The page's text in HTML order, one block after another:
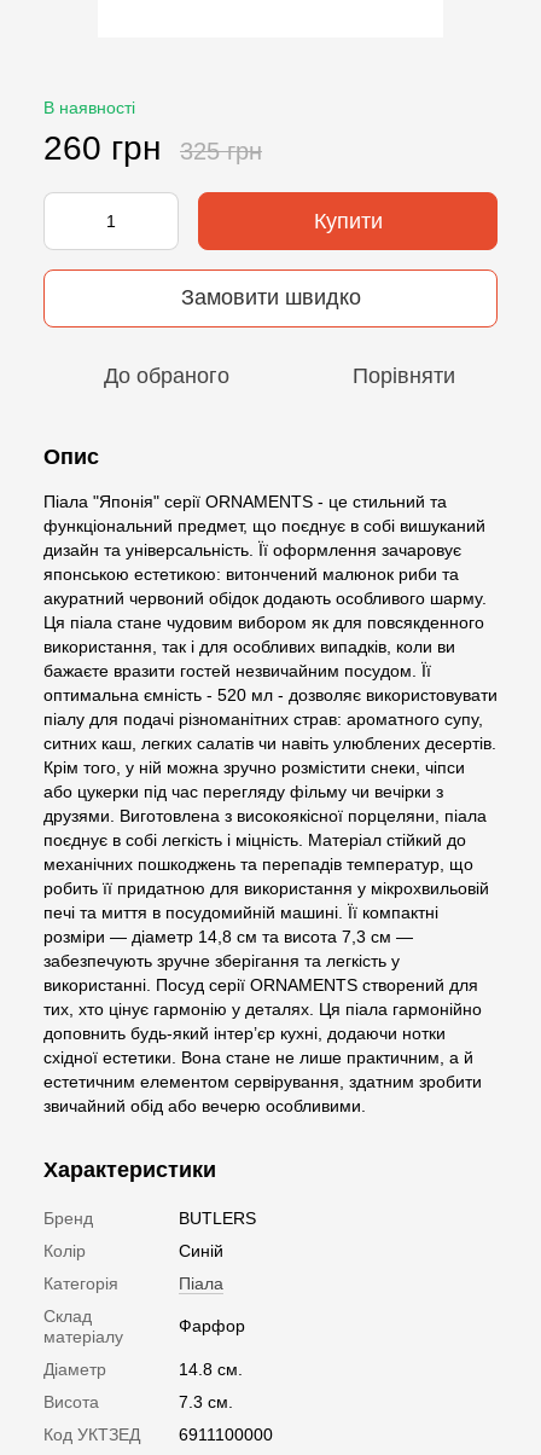
В наявності
260 грн 325 грн
Купити
Замовити швидко
До обраного Порівняти
Опис
Піала "Японія" серії ORNAMENTS - це стильний та
функціональний предмет, що поєднує в собі вишуканий
дизайн та універсальність. Її оформлення зачаровує
японською естетикою: витончений малюнок риби та
акуратний червоний обідок додають особливого шарму.
Ця піала стане чудовим вибором як для повсякденного
використання, так і для особливих випадків, коли ви
бажаєте вразити гостей незвичайним посудом. Її
оптимальна ємність - 520 мл - дозволяє використовувати
піалу для подачі різноманітних страв: ароматного супу,
ситних каш, легких салатів чи навіть улюблених десертів.
Крім того, у ній можна зручно розмістити снеки, чіпси
або цукерки під час перегляду фільму чи вечірки з
друзями. Виготовлена з високоякісної порцеляни, піала
поєднує в собі легкість і міцність. Матеріал стійкий до
механічних пошкоджень та перепадів температур, що
робить її придатною для використання у мікрохвильовій
печі та миття в посудомийній машині. Її компактні
розміри — діаметр 14,8 см та висота 7,3 см —
забезпечують зручне зберігання та легкість у
використанні. Посуд серії ORNAMENTS створений для
тих, хто цінує гармонію у деталях. Ця піала гармонійно
доповнить будь-який інтер’єр кухні, додаючи нотки
східної естетики. Вона стане не лише практичним, а й
естетичним елементом сервірування, здатним зробити
звичайний обід або вечерю особливими.
Характеристики
Бренд
BUTLERS
Колір
Синій
Категорія
Піала
Склад
матеріалу
Фарфор
Діаметр
14.8 см.
Висота
7.3 см.
Код УКТЗЕД
6911100000